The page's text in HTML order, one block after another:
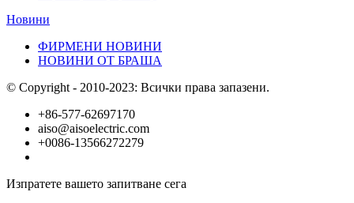
Новини
ФИРМЕНИ НОВИНИ
НОВИНИ ОТ БРАША
© Copyright - 2010-2023: Всички права запазени.
+86-577-62697170
aiso@aisoelectric.com
+0086-13566272279
Изпратете вашето запитване сега